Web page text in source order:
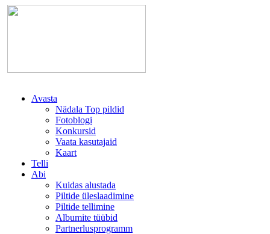
Avasta
Nädala Top pildid
Fotoblogi
Konkursid
Vaata kasutajaid
Kaart
Telli
Abi
Kuidas alustada
Piltide üleslaadimine
Piltide tellimine
Albumite tüübid
Partnerlusprogramm